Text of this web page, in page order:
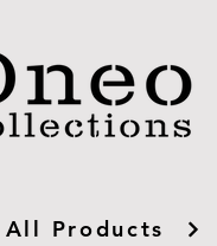
All Products